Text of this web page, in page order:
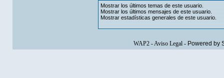
Mostrar los últimos temas de este usuario.
Mostrar los últimos mensajes de este usuario.
Mostrar estadísticas generales de este usuario.
WAP2-Aviso Legal- Powered by